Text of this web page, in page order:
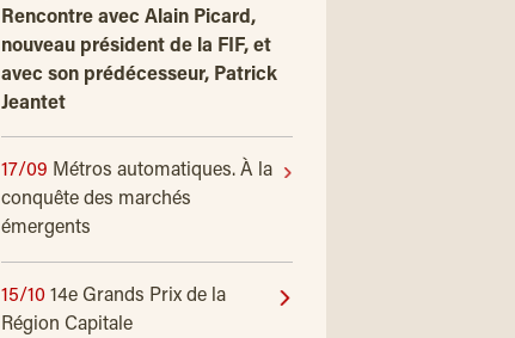
Rencontre avec Alain Picard,
nouveau président de la FIF, et
avec son prédécesseur, Patrick
Jeantet
17/09 Métros automatiques. À la
conquête des marchés
émergents
15/10 14e Grands Prix de la
Région Capitale